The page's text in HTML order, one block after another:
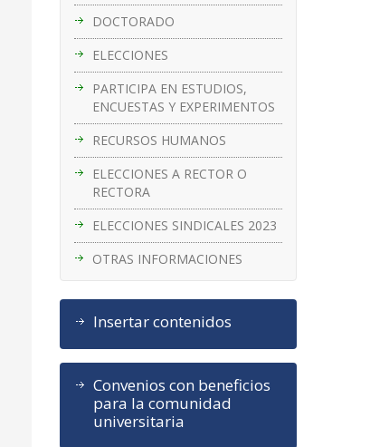
DOCTORADO
ELECCIONES
PARTICIPA EN ESTUDIOS,
ENCUESTAS Y EXPERIMENTOS
RECURSOS HUMANOS
ELECCIONES A RECTOR O
RECTORA
ELECCIONES SINDICALES 2023
OTRAS INFORMACIONES
Insertar contenidos
Convenios con beneficios
para la comunidad
universitaria